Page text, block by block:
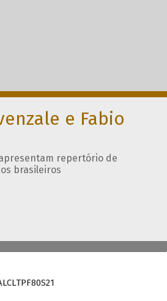
e Fabio
repertório de
brasileiros